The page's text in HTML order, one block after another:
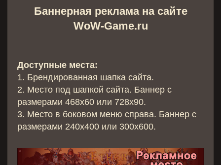
Баннерная реклама на сайте
WoW-Game.ru
Доступные места:
1. Брендированная шапка сайта.
2. Место под шапкой сайта. Баннер с
размерами 468х60 или 728x90.
3. Место в боковом меню справа. Баннер с
размерами 240х400 или 300x600.